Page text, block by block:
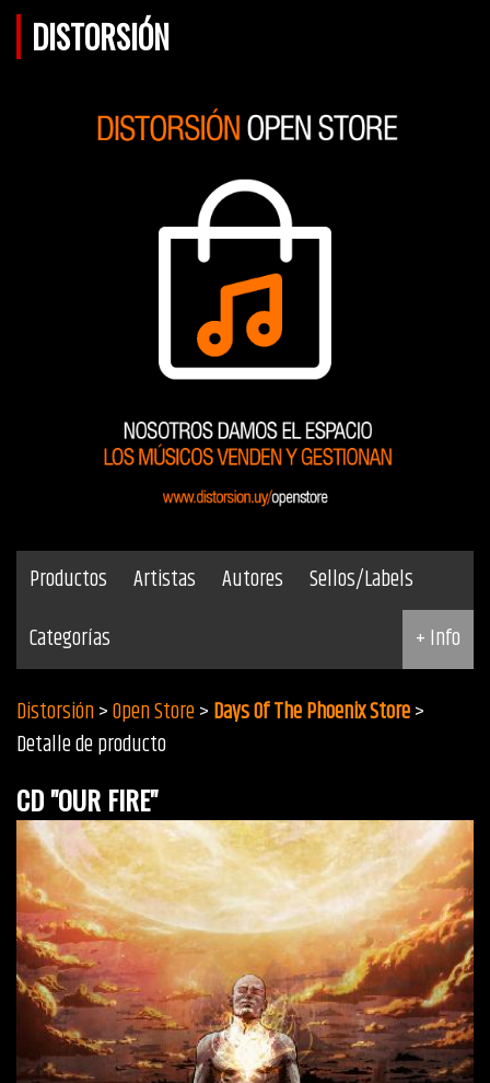
DISTORSIÓN
Productos Artistas Autores
Sellos/Labels
Categorías
+ Info
Distorsión>Open Store>Days Of The Phoenix Store>
Detalle de producto
CD "OUR FIRE"